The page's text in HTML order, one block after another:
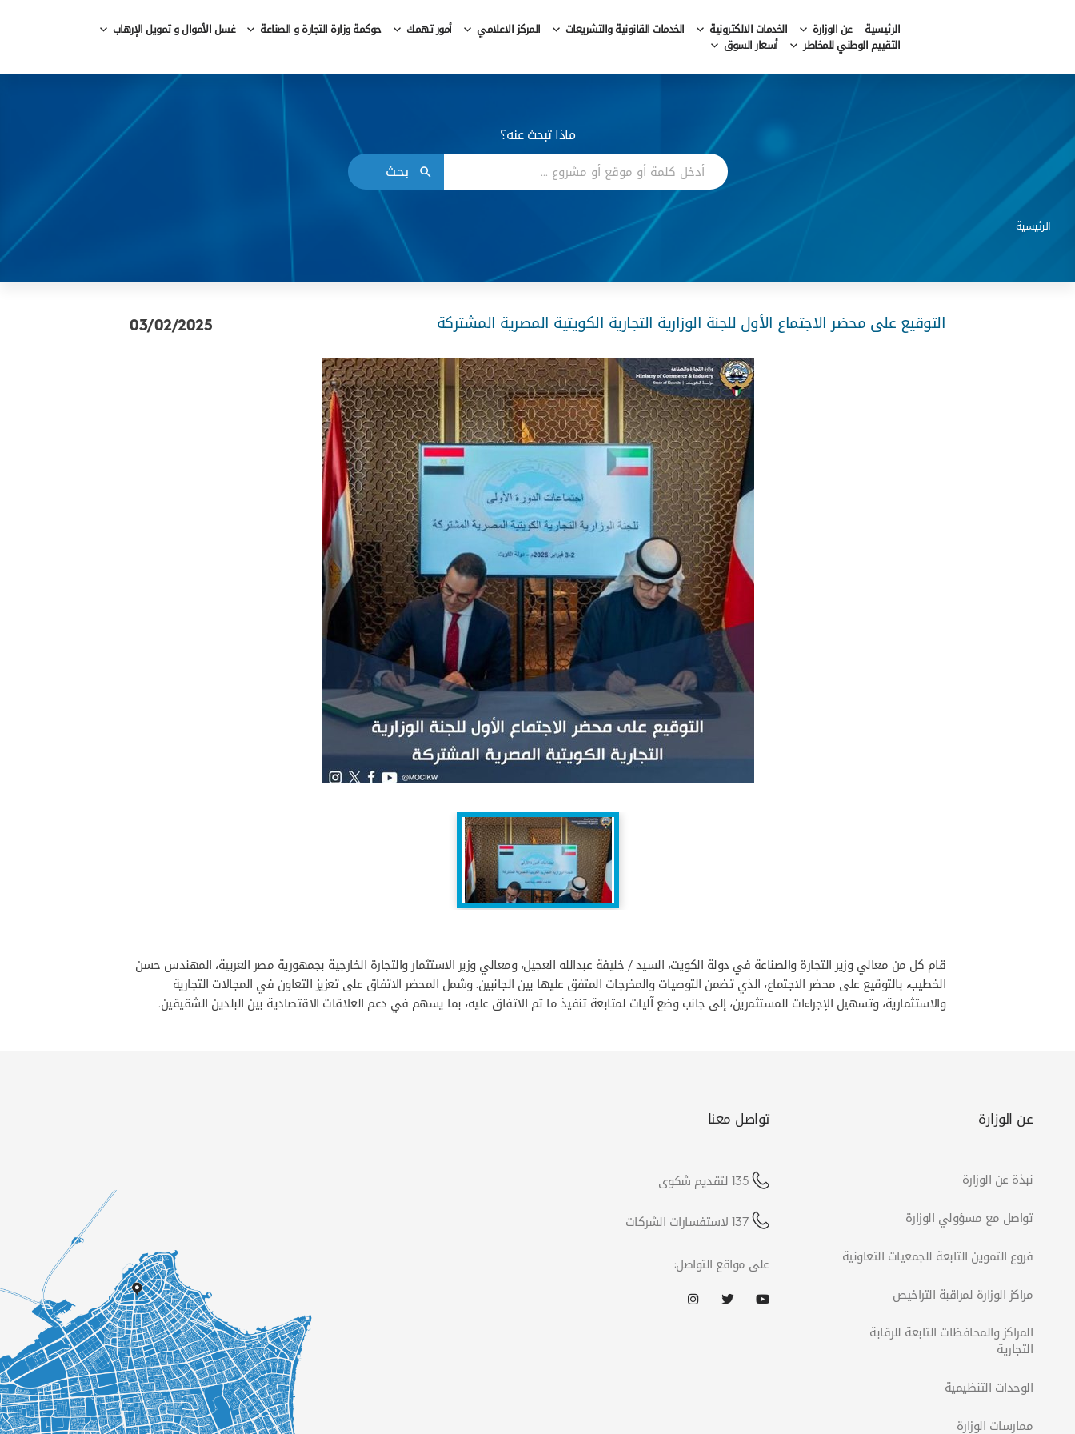
الرئيسية عن الوزارة الخدمات الالكترونية الخدمات القانونية والتشريعات المركز الاعلامي أمور تهمك حوكمة وزارة التجارة و الصناعة
غسل الأموال و تمويل الإرهاب
التقييم الوطني للمخاطر
أسعار السوق
ماذا تبحث عنه؟
بحث
الرئيسية
03/02/2025 التوقيع على محضر الاجتماع الأول للجنة الوزارية التجارية الكويتية المصرية المشتركة
قام كل من معالي وزير التجارة والصناعة في دولة الكويت، السيد / خليفة عبدالله العجيل، ومعالي وزير الاستثمار والتجارة الخارجية بجمهورية مصر العربية، المهندس حسن
الخطيب، بالتوقيع على محضر الاجتماع، الذي تضمن التوصيات والمخرجات المتفق عليها بين الجانبين. وشمل المحضر الاتفاق على تعزيز التعاون في المجالات التجارية
والاستثمارية، وتسهيل الإجراءات للمستثمرين، إلى جانب وضع آليات لمتابعة تنفيذ ما تم الاتفاق عليه، بما يسهم في دعم العلاقات الاقتصادية بين البلدين الشقيقين.
عن الوزارة
نبذة عن الوزارة
تواصل مع مسؤولي الوزارة
فروع التموين التابعة للجمعيات التعاونية
مراكز الوزارة لمراقبة التراخيص
المراكز والمحافظات التابعة للرقابة
التجارية
الوحدات التنظيمية
ممارسات الوزارة
تواصل معنا
135 لتقديم شكوى
137 لاستفسارات الشركات
على مواقع التواصل: